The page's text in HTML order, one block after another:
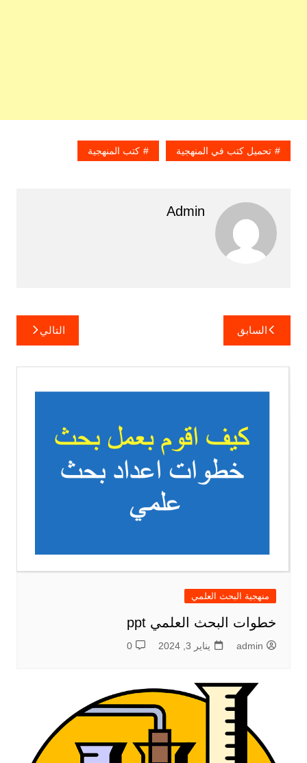
تحميل كتب في المنهجية كتب المنهجية
Admin
تصفّح
المقالات
السابق التالي
منهجية البحث العلمي
خطوات البحث العلمي ppt
admin يناير 3, 2024 0